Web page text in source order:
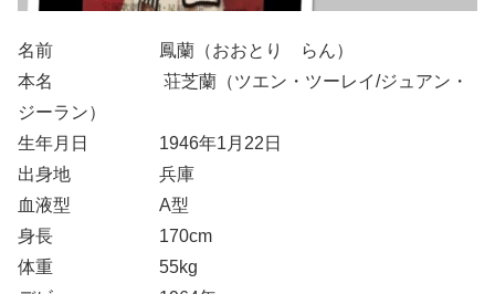
名前 鳳蘭（おおとり らん）
本名 荘芝蘭（ツエン・ツーレイ/ジュアン・
ジーラン）
生年月日 1946年1月22日
出身地 兵庫
血液型 A型
身長 170cm
体重 55kg